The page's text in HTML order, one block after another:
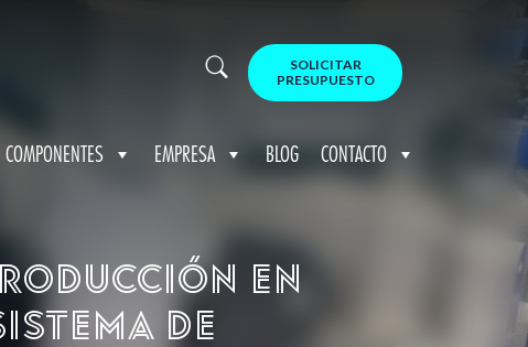
COMPONENTES EMPRESA BLOG CONTACTO
SOLICITAR
PRESUPUESTO
en
de